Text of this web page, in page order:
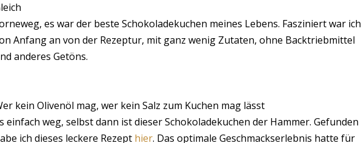
es war der beste Schokoladekuchen meines Lebens. Fasziniert war ich
Anfang an von der Rezeptur, mit ganz wenig Zutaten, ohne Backtriebmittel
anderes Getöns.
kein Olivenöl mag, wer kein Salz zum Kuchen mag lässt
einfach weg, selbst dann ist dieser Schokoladekuchen der Hammer. Gefunden
ich dieses leckere Rezept hier. Das optimale Geschmackserlebnis hatte für